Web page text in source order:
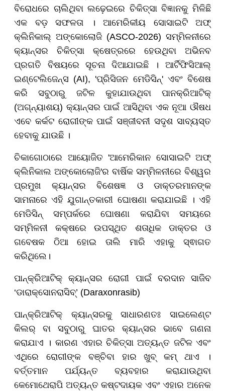
ବିରୋଧରେ ଚାଲିଥିବା ଲଢ଼େଇରେ ଚିକିତ୍ସା ବିଜ୍ଞାନକୁ ମିଳିଛି
ଏକ ବଡ଼ ସଫଳତା । ଆମେରିକୀୟ ସୋସାଇଟି ଅଫ୍
କ୍ଲିନିକାଲ୍ ଅଙ୍କୋଲୋଜି (ASCO-2026) ସମ୍ମିଳନୀରେ
କ୍ୟାନ୍ସର ଚିକିତ୍ସା କ୍ଷେତ୍ରରେ ହେଉଥିବା ଅଭିନବ
ପ୍ରଗତି ବିଷୟରେ ସୂଚନା ଦିଆଯାଇଛି । ଆର୍ଟିଫିସିଆଲ୍
ଇଣ୍ଟେଲିଜେନ୍ସ (AI), 'ପ୍ରିସିଜନ ମେଡିସିନ୍' ଏବଂ ବିଶେଷ
କରି ସବୁଠାରୁ ଜଟିଳ କୁହାଯାଉଥିବା ପାନକ୍ରିଆଟିକ୍
(ଅଗ୍ନ୍ୟାଶୟ) କ୍ୟାନ୍ସର ପାଇଁ ଆସିଥିବା ଏକ ନୂଆ ଔଷଧ
ଏବେ କର୍କଟ ରୋଗୀଙ୍କ ପାଇଁ ସଞ୍ଜୀବନୀ ସଦୃଶ ସାବ୍ୟସ୍ତ
ହେବାକୁ ଯାଉଛି ।
ଚିକାଗୋଠାରେ ଆୟୋଜିତ 'ଆମେରିକାନ ସୋସାଇଟି ଅଫ୍
କ୍ଲିନିକାଲ ଅଙ୍କୋଲୋଜି'ର ବାର୍ଷିକ ସମ୍ମିଳନୀରେ ବିଶ୍ୱର
ପ୍ରମୁଖ କ୍ୟାନ୍ସର ବିଶେଷଜ୍ଞ ଓ ଡାକ୍ତରମାନଙ୍କ
ସାମନାରେ ଏହି ଯୁଗାନ୍ତକାରୀ ଘୋଷଣା କରାଯାଇଛି । ଏହି
ମେଡିସିନ୍ ସମ୍ପର୍କରେ ଘୋଷଣା କରାଯିବା ସମୟରେ
ସମ୍ମିଳନୀ କକ୍ଷରେ ଉପସ୍ଥିତ ଶତାଧିକ ଡାକ୍ତର ଓ
ଗବେଷକ ଠିଆ ହୋଇ ତାଲି ମାରି ଏହାକୁ ସ୍ଵାଗତ
କରିଥିଲେ।
ପାନ୍‌କ୍ରିଆଟିକ୍ କ୍ୟାନ୍ସର ରୋଗୀ ପାଇଁ ବରଦାନ ସାଜିବ
‘ଡାରାକ୍ସୋନରାସିବ୍’ (Daraxonrasib)
ପାନ୍‌କ୍ରିଆଟିକ୍ କ୍ୟାନ୍ସରକୁ ସାଧାରଣତଃ ସାଇଲେଣ୍ଟ
କିଲର୍ ବା ସବୁଠାରୁ ଘାତର କ୍ୟାନ୍ସର ଭାବେ ଗଣନା
କରାଯାଏ । କାରଣ ଏହାର ଚିକିତ୍ସା ଅତ୍ୟନ୍ତ ଜଟିଳ ଏବଂ
ଏଥିରେ ରୋଗୀଙ୍କ ବଞ୍ଚିବା ହାର ଖୁବ୍ କମ୍ ଥାଏ ।
ବର୍ତ୍ତମାନ ପର୍ଯ୍ୟନ୍ତ ବ୍ୟବହାର କରାଯାଉଥିବା
କେମୋଥେରାପି ଅତ୍ୟନ୍ତ କଷ୍ଟଦାୟକ ଏବଂ ଏହାର ଅନେକ